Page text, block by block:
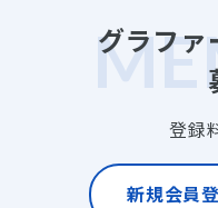
グラファ
登録
新規会員